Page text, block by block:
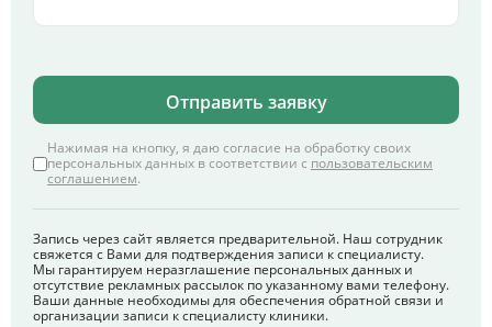
Отправить заявку
Нажимая на кнопку, я даю согласие на обработку своих
персональных данных в соответствии с пользовательским
соглашением.
Запись через сайт является предварительной. Наш сотрудник
свяжется с Вами для подтверждения записи к специалисту.
Мы гарантируем неразглашение персональных данных и
отсутствие рекламных рассылок по указанному вами телефону.
Ваши данные необходимы для обеспечения обратной связи и
организации записи к специалисту клиники.